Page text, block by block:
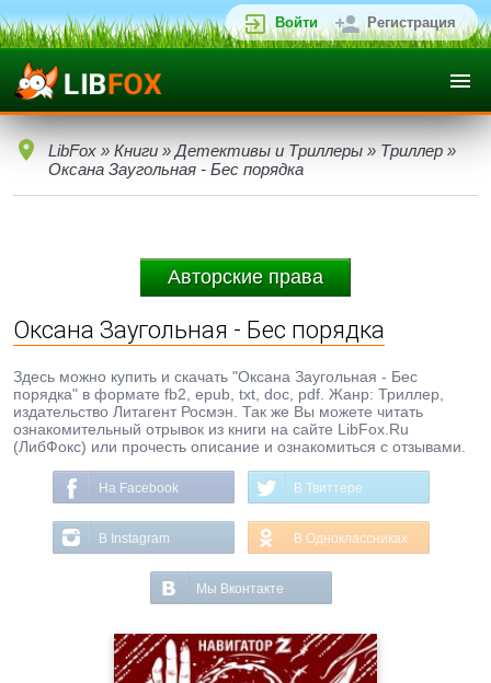
Войти Регистрация
LibFox » Книги » Детективы и Триллеры » Триллер »
Оксана Заугольная - Бес порядка
Авторские права
Оксана Заугольная - Бес порядка
Здесь можно купить и скачать "Оксана Заугольная - Бес
порядка" в формате fb2, epub, txt, doc, pdf. Жанр: Триллер,
издательство Литагент Росмэн. Так же Вы можете читать
ознакомительный отрывок из книги на сайте LibFox.Ru
(ЛибФокс) или прочесть описание и ознакомиться с отзывами.
На Facebook В Твиттере
В Instagram В Одноклассниках
Мы Вконтакте